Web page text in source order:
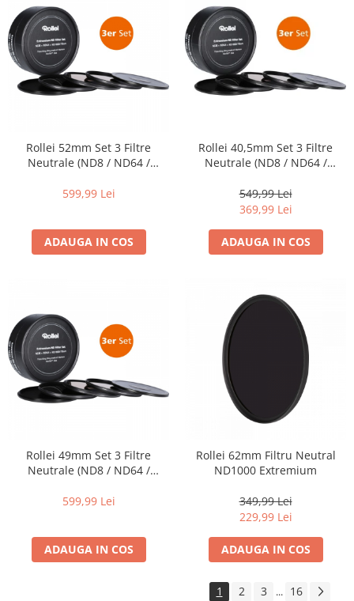
Rollei 52mm Set 3 Filtre
Neutrale (ND8 / ND64 /
599,99 Lei
ADAUGA IN COS
Rollei 40,5mm Set 3 Filtre
Neutrale (ND8 / ND64 /
549,99 Lei
369,99 Lei
ADAUGA IN COS
Rollei 49mm Set 3 Filtre
Neutrale (ND8 / ND64 /
599,99 Lei
ADAUGA IN COS
Rollei 62mm Filtru Neutral
ND1000 Extremium
349,99 Lei
229,99 Lei
ADAUGA IN COS
1 2 3 ... 16